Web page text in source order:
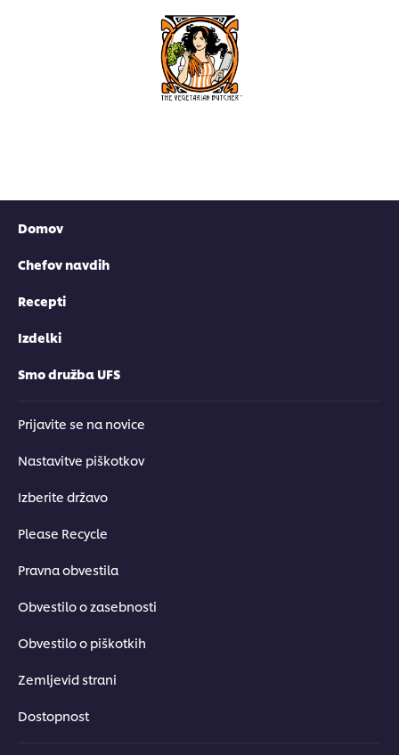
Domov
Chefov navdih
Recepti
Izdelki
Smo družba UFS
Prijavite se na novice
Nastavitve piškotkov
Izberite državo
Please Recycle
Pravna obvestila
Obvestilo o zasebnosti
Obvestilo o piškotkih
Zemljevid strani
Dostopnost